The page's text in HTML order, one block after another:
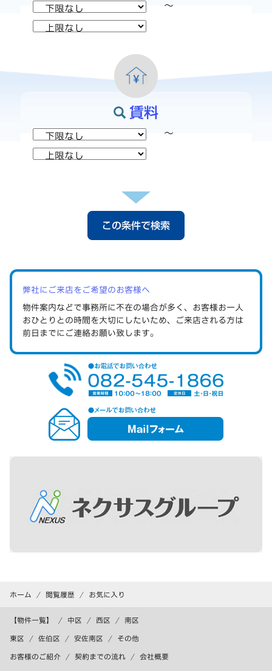
～
賃料
～
この条件で検索
弊社にご来店をご希望のお客様へ
物件案内などで事務所に不在の場合が多く、お客様お一人
おひとりとの時間を大切にしたいため、ご来店される方は
前日までにご連絡お願い致します。
メ
ー
ル
フ
ー
ホーム 閲覧履歴 お気に入り
【物件一覧】 中区 西区 南区
東区 佐伯区 安佐南区 その他
お客様のご紹介 契約までの流れ 会社概要